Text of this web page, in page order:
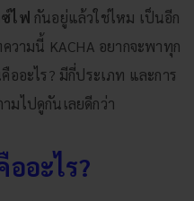
ไฟ กันอยู่แล้วใช่ไหม เป็นอีก
วามนี้ KACHA อยากจะพาทุก
อะไร? มีกี่ประเภท และการ
มไปดูกันเลยดีกว่า
อะไร?